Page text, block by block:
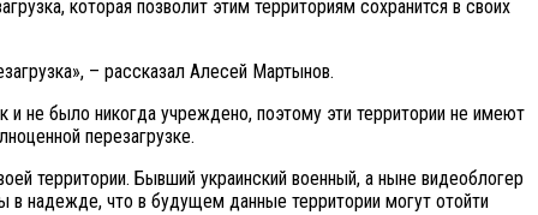
которая позволит этим территориям сохранится в своих
– рассказал Алесей Мартынов.
и не было никогда учреждено, поэтому эти территории не имеют
перезагрузке.
территории. Бывший украинский военный, а ныне видеоблогер
в надежде, что в будущем данные территории могут отойти